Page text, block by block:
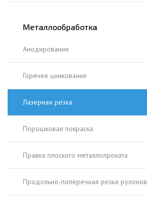
Металлообработка
Анодирование
Горячее цинкование
Лазерная резка
Порошковая покраска
Правка плоского металлопроката
Продольно-поперечная резка рулонов